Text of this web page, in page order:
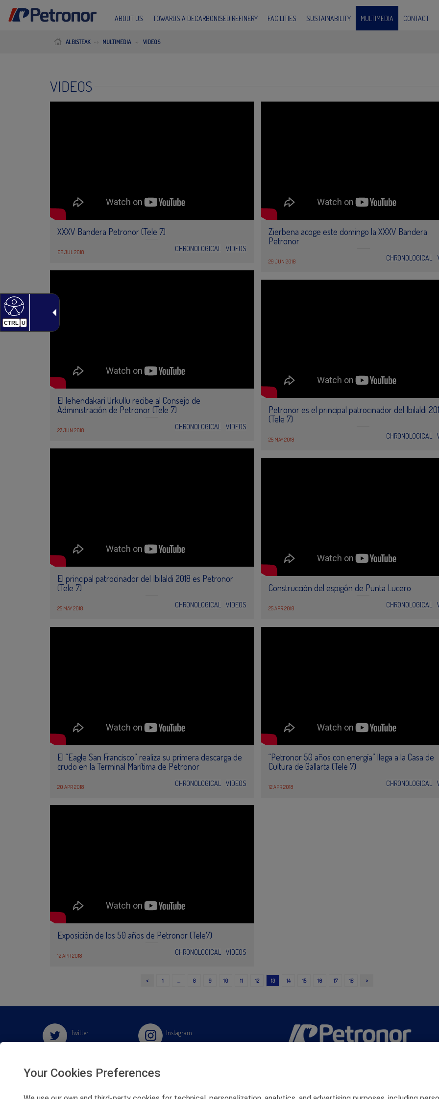
CTRL U
ABOUT US TOWARDS A DECARBONISED REFINERY FACILITIES SUSTAINABILITY MULTIMEDIA CONTACT
ALBISTEAK MULTIMEDIA VIDEOS
VIDEOS
XXXV Bandera Petronor (Tele 7)
02 JUL 2018 CHRONOLOGICAL VIDEOS
Zierbena acoge este domingo la XXXV Bandera
Petronor
29 JUN 2018 CHRONOLOGICAL
El lehendakari Urkullu recibe al Consejo de
Administración de Petronor (Tele 7)
27 JUN 2018 CHRONOLOGICAL VIDEOS
Petronor es el principal patrocinador del Ibilaldi
(Tele 7)
25 MAY 2018 CHRONOLOGICAL
El principal patrocinador del Ibilaldi 2018 es Petronor
(Tele 7)
25 MAY 2018 CHRONOLOGICAL VIDEOS
Construcción del espigón de Punta Lucero
25 APR 2018 CHRONOLOGICAL
El “Eagle San Francisco” realiza su primera descarga de
crudo en la Terminal Marítima de Petronor
20 APR 2018 CHRONOLOGICAL VIDEOS
“Petronor 50 años con energía” llega a la Casa de
Cultura de Gallarta (Tele 7)
12 APR 2018 CHRONOLOGICAL
Exposición de los 50 años de Petronor (Tele7)
12 APR 2018 CHRONOLOGICAL VIDEOS
< 1 8 9 10 11 12 13 14 15 16 17 18 >
Twitter Instagram
Your Cookies Preferences